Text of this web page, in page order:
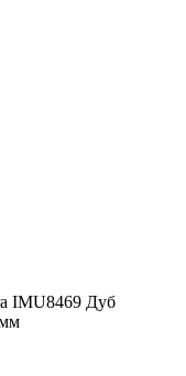
IMU8469 Дуб